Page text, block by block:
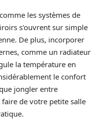
les systèmes de
s’ouvrent sur simple
De plus, incorporer
comme un radiateur
la température en
le confort
jongler entre
de votre petite salle